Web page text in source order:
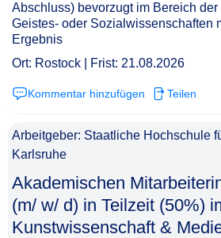
Abschluss) bevorzugt im Bereich
Geistes- oder Sozialwissenschaften
Ergebnis
Ort: Rostock | Frist: 21.08.2026
Kommentar hinzufügen Teilen
Arbeitgeber: Staatliche Hochschule
Karlsruhe
Akademischen
(m/ w/ d) in Teilzeit (50%)
Kunstwissenschaft &